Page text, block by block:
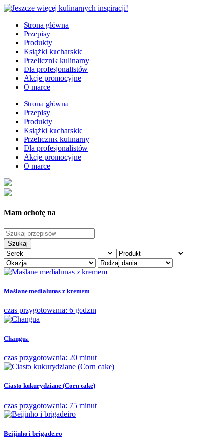
Strona główna
Przepisy
Produkty
Książki kucharskie
Przelicznik kulinarny
Dla profesjonalistów
Akcje promocyjne
O marce
Strona główna
Przepisy
Produkty
Książki kucharskie
Przelicznik kulinarny
Dla profesjonalistów
Akcje promocyjne
O marce
Mam ochotę na
Szukaj
Maślane medialunas z kremem
czas przygotowania: 6 godzin
Changua
czas przygotowania: 20 minut
Ciasto kukurydziane (Corn cake)
czas przygotowania: 75 minut
Beijinho i brigadeiro